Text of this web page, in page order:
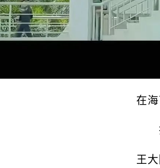
在
王